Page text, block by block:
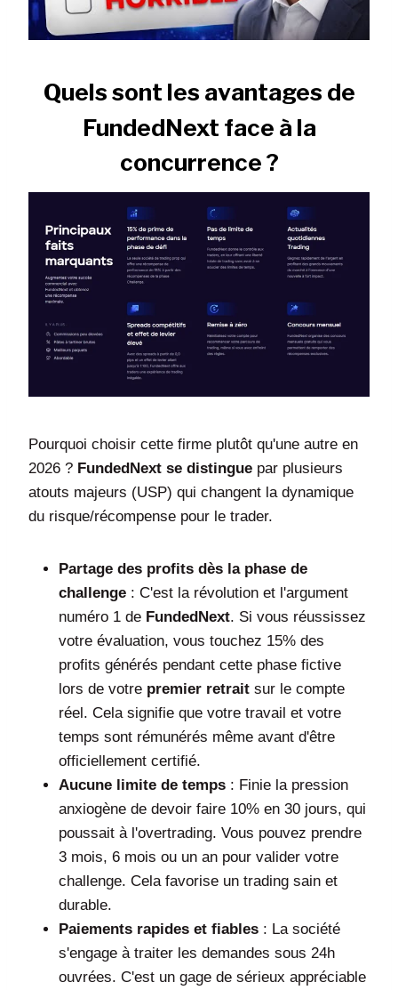
Quels sont les avantages de
FundedNext face à la
concurrence ?
Pourquoi choisir cette firme plutôt qu'une autre en
2026 ? FundedNext se distingue par plusieurs
atouts majeurs (USP) qui changent la dynamique
du risque/récompense pour le trader.
Partage des profits dès la phase de
challenge : C'est la révolution et l'argument
numéro 1 de FundedNext. Si vous réussissez
votre évaluation, vous touchez 15% des
profits générés pendant cette phase fictive
lors de votre premier retrait sur le compte
réel. Cela signifie que votre travail et votre
temps sont rémunérés même avant d'être
officiellement certifié.
Aucune limite de temps : Finie la pression
anxiogène de devoir faire 10% en 30 jours, qui
poussait à l'overtrading. Vous pouvez prendre
3 mois, 6 mois ou un an pour valider votre
challenge. Cela favorise un trading sain et
durable.
Paiements rapides et fiables : La société
s'engage à traiter les demandes sous 24h
ouvrées. C'est un gage de sérieux appréciable